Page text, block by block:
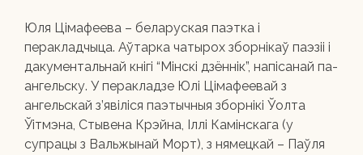
Юля Цімафеева – беларуская паэтка і
перакладчыца. Аўтарка чатырох зборнікаў паэзіі і
дакументальнай кнігі “Мінскі дзённік”, напісанай па-
ангельску. У перакладзе Юлі Цімафеевай з
ангельскай з’явіліся паэтычныя зборнікі Ўолта
Ўітмэна, Стывена Крэйна, Іллі Камінскага (у
супрацы з Вальжынай Морт), з нямецкай – Паўля